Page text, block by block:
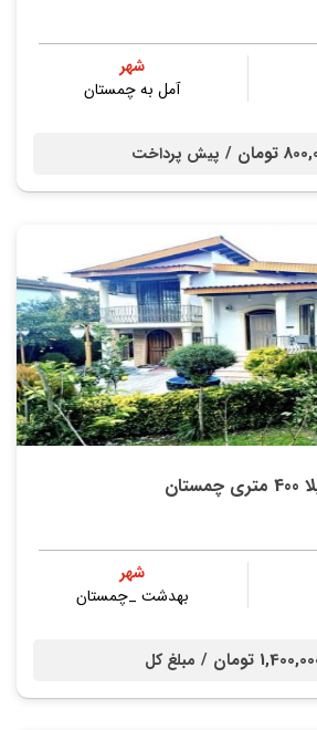
شهر
آمل به چمستان
/ پیش پرداخت
شهر
بهدشت _چمستان
تومان / مبلغ کل